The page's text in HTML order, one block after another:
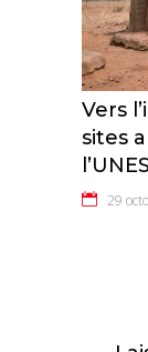
Vers
sites
29